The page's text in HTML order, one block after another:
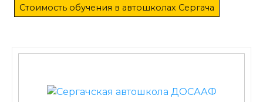
Стоимость обучения в автошколах Сергача